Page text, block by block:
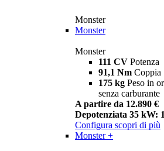
Monster
Monster
Monster
111 CV Potenza
91,1 Nm Coppia
175 kg Peso in
senza carburante
A partire da 12.890 €
Depotenziata 35 kW:
Configura scopri di più
Monster +